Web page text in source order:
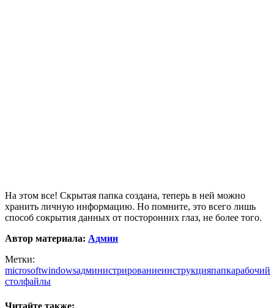
На этом все! Скрытая папка создана, теперь в ней можно
хранить личную информацию. Но помните, это всего лишь
способ сокрытия данных от посторонних глаз, не более того.
Автор материала: Админ
Метки:
microsoftwindowsадминистрированиеинструкцияпапкарабочий
столфайлы
Читайте также: